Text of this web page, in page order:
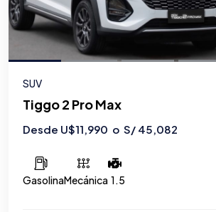
SUV
Tiggo 2 Pro Max
Desde U$11,990 o S/ 45,082
GasolinaMecánica 1.5